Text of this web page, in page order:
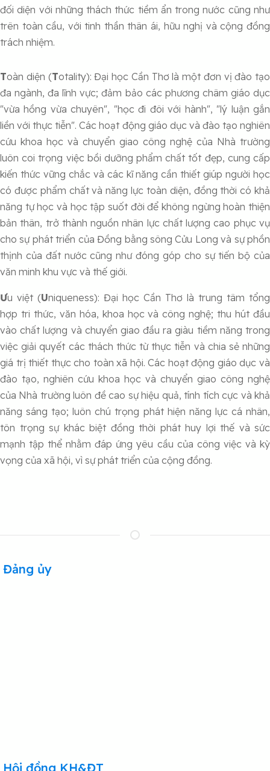
đối diện với những thách thức tiềm ẩn trong nước cũng như
trên toàn cầu, với tinh thần thân ái, hữu nghị và cộng đồng
trách nhiệm.
Toàn diện (Totality): Đại học Cần Thơ là một đơn vị đào tạo
đa ngành, đa lĩnh vực; đảm bảo các phương châm giáo dục
"vừa hồng vừa chuyên", "học đi đôi với hành", "lý luận gắn
liền với thực tiễn". Các hoạt động giáo dục và đào tạo nghiên
cứu khoa học và chuyển giao công nghệ của Nhà trường
luôn coi trọng việc bồi dưỡng phẩm chất tốt đẹp, cung cấp
kiến thức vững chắc và các kĩ năng cần thiết giúp người học
có được phẩm chất và năng lực toàn diện, đồng thời có khả
năng tự học và học tập suốt đời để không ngừng hoàn thiện
bản thân, trở thành nguồn nhân lực chất lượng cao phục vụ
cho sự phát triển của Đồng bằng sông Cửu Long và sự phồn
thịnh của đất nước cũng như đóng góp cho sự tiến bộ của
văn minh khu vực và thế giới.
Ưu việt (Uniqueness): Đại học Cần Thơ là trung tâm tổng
hợp tri thức, văn hóa, khoa học và công nghệ; thu hút đầu
vào chất lượng và chuyển giao đầu ra giàu tiềm năng trong
việc giải quyết các thách thức từ thực tiễn và chia sẻ những
giá trị thiết thực cho toàn xã hội. Các hoạt động giáo dục và
đào tạo, nghiên cứu khoa học và chuyển giao công nghệ
của Nhà trường luôn đề cao sự hiệu quả, tính tích cực và khả
năng sáng tạo; luôn chú trọng phát hiện năng lực cá nhân,
tôn trọng sự khác biệt đồng thời phát huy lợi thế và sức
mạnh tập thể nhằm đáp ứng yêu cầu của công việc và kỳ
vọng của xã hội, vì sự phát triển của cộng đồng.
Đảng ủy
Hội đồng KH&ĐT